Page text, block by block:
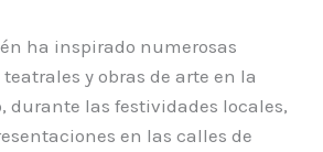
ha inspirado numerosas
y obras de arte en la
durante las festividades locales,
en las calles de